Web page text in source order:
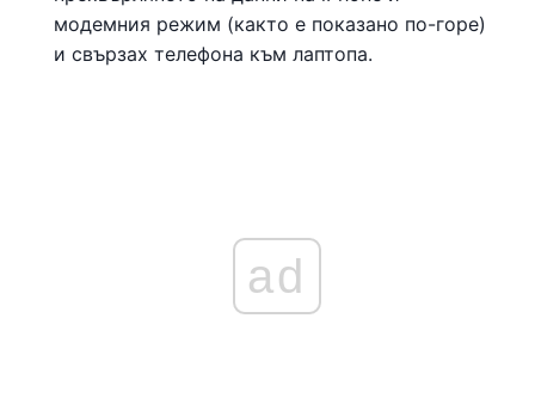
модемния режим (както е показано по-горе)
и свързах телефона към лаптопа.
ad